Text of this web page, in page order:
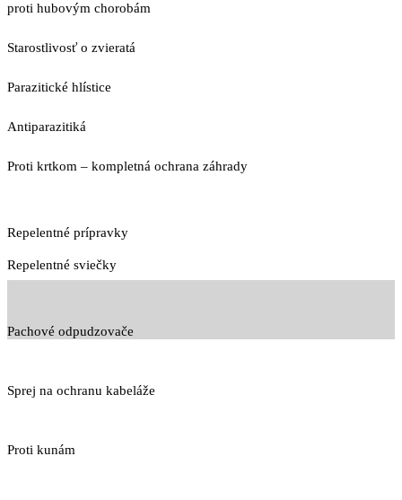
proti hubovým chorobám
Starostlivosť o zvieratá
Parazitické hlístice
Antiparazitiká
Proti krtkom – kompletná ochrana záhrady
Repelentné prípravky
Repelentné sviečky
Pachové odpudzovače
Sprej na ochranu kabeláže
Proti kunám